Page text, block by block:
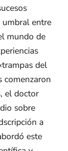
umbral entre
mundo de
del
comenzaron
el doctor
sobre
a
este